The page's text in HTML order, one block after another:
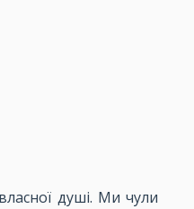
душі. Ми чули